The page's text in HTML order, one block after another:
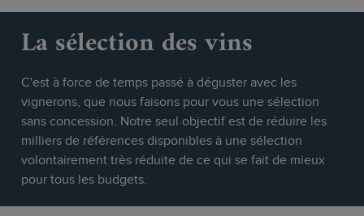
La sélection des vins
C'est à force de temps passé à déguster avec les
vignerons, que nous faisons pour vous une sélection
sans concession. Notre seul objectif est de réduire les
milliers de références disponibles à une sélection
volontairement très réduite de ce qui se fait de mieux
pour tous les budgets.